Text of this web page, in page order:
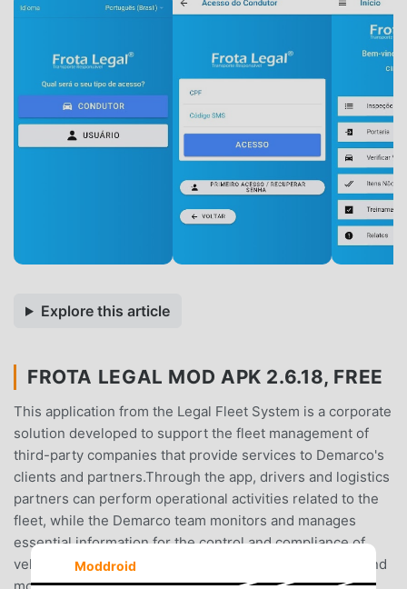
Explore this article
FROTA LEGAL MOD APK 2.6.18, FREE
This application from the Legal Fleet System is a corporate
solution developed to support the fleet management of
third-party companies that provide services to Demarco's
clients and partners.Through the app, drivers and logistics
partners can perform operational activities related to the
fleet, while the Demarco team monitors and manages
essential information for the control and compliance of
vehicles and drivers.Main functionalities:Management and
Moddroid